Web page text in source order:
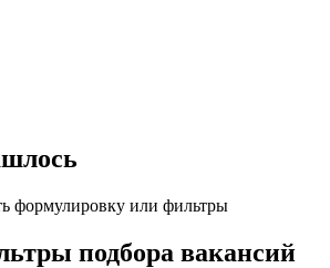
формулировку или фильтры
подбора вакансий